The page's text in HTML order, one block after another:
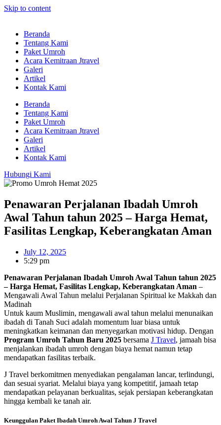
Skip to content
Beranda
Tentang Kami
Paket Umroh
Acara Kemitraan Jtravel
Galeri
Artikel
Kontak Kami
Beranda
Tentang Kami
Paket Umroh
Acara Kemitraan Jtravel
Galeri
Artikel
Kontak Kami
Hubungi Kami
Penawaran Perjalanan Ibadah Umroh
Awal Tahun tahun 2025 – Harga Hemat,
Fasilitas Lengkap, Keberangkatan Aman
July 12, 2025
5:29 pm
Penawaran Perjalanan Ibadah Umroh Awal Tahun tahun 2025
– Harga Hemat, Fasilitas Lengkap, Keberangkatan Aman –
Mengawali Awal Tahun melalui Perjalanan Spiritual ke Makkah dan
Madinah
Untuk kaum Muslimin, mengawali awal tahun melalui menunaikan
ibadah di Tanah Suci adalah momentum luar biasa untuk
meningkatkan keimanan dan menyegarkan motivasi hidup. Dengan
Program Umroh Tahun Baru 2025 bersama J Travel, jamaah bisa
menjalankan ibadah umroh dengan biaya hemat namun tetap
mendapatkan fasilitas terbaik.
J Travel berkomitmen menyediakan pengalaman lancar, terlindungi,
dan sesuai syariat. Melalui biaya yang kompetitif, jamaah tetap
mendapatkan pelayanan berkualitas, sejak persiapan keberangkatan
hingga kembali ke tanah air.
Keunggulan Paket Ibadah Umroh Awal Tahun J Travel